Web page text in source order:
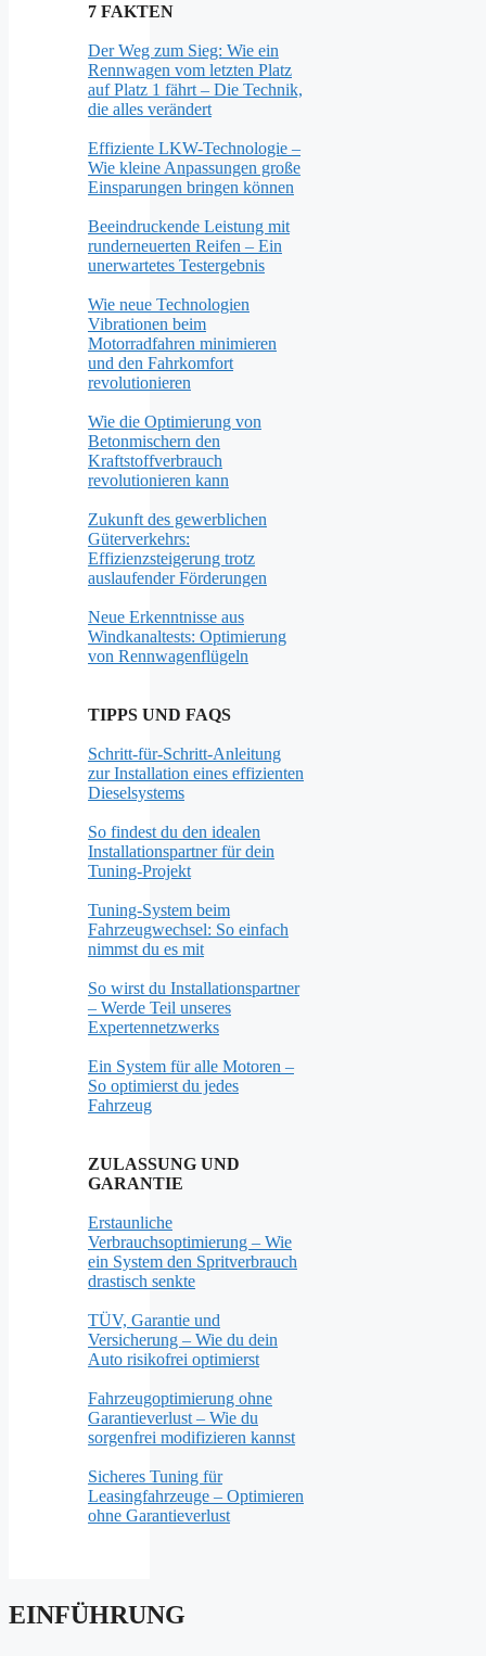
7 FAKTEN
Der Weg zum Sieg: Wie ein
Rennwagen vom letzten Platz
auf Platz 1 fährt – Die Technik,
die alles verändert
Effiziente LKW-Technologie –
Wie kleine Anpassungen große
Einsparungen bringen können
Beeindruckende Leistung mit
runderneuerten Reifen – Ein
unerwartetes Testergebnis
Wie neue Technologien
Vibrationen beim
Motorradfahren minimieren
und den Fahrkomfort
revolutionieren
Wie die Optimierung von
Betonmischern den
Kraftstoffverbrauch
revolutionieren kann
Zukunft des gewerblichen
Güterverkehrs:
Effizienzsteigerung trotz
auslaufender Förderungen
Neue Erkenntnisse aus
Windkanaltests: Optimierung
von Rennwagenflügeln
TIPPS UND FAQS
Schritt-für-Schritt-Anleitung
zur Installation eines effizienten
Dieselsystems
So findest du den idealen
Installationspartner für dein
Tuning-Projekt
Tuning-System beim
Fahrzeugwechsel: So einfach
nimmst du es mit
So wirst du Installationspartner
– Werde Teil unseres
Expertennetzwerks
Ein System für alle Motoren –
So optimierst du jedes
Fahrzeug
ZULASSUNG UND
GARANTIE
Erstaunliche
Verbrauchsoptimierung – Wie
ein System den Spritverbrauch
drastisch senkte
TÜV, Garantie und
Versicherung – Wie du dein
Auto risikofrei optimierst
Fahrzeugoptimierung ohne
Garantieverlust – Wie du
sorgenfrei modifizieren kannst
Sicheres Tuning für
Leasingfahrzeuge – Optimieren
ohne Garantieverlust
EINFÜHRUNG